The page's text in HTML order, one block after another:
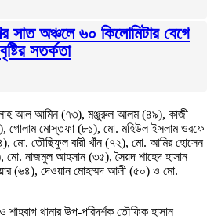
সাত অঞ্চলে ৬০ কিলোমিটার বেগে
সতর্কতা
আল আমিন (৭৩), মঞ্জুরুল আলম (৪৯), কাজী
গোলাম মোস্তফা (৮১), মো. মহিউল ইসলাম ওরফে
মো. তৌছিফুল বারী খাঁন (৭২), মো. আমির হোসেন
নাজমুল আহসান (৩৫), সৈয়দ শাহেদ হাসান
(৬৪), দেওয়ান মোহম্মদ আলী (৫০) ও মো.
শাহবাগ থানার উপ-পরিদর্শক তৌফিক হাসান